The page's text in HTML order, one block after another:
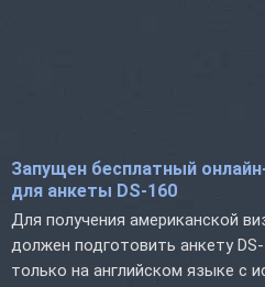
Запущен бесплатный
для анкеты DS-160
Для получения американской
должен подготовить анкету
только на английском языке с